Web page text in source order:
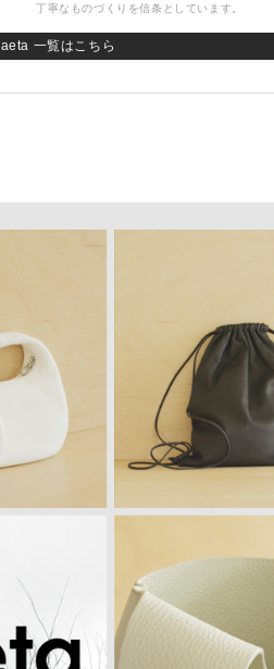
丁寧なものづくりを信条としています。
aeta 一覧はこちら